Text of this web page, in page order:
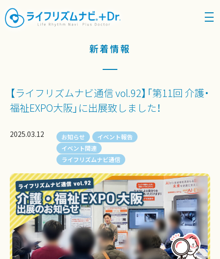
density_medium
新着情報
【ライフリズムナビ通信 vol.92】「第11回 介護・
福祉EXPO大阪」に出展致しました！
2025.03.12 お知らせ
イベント報告
イベント関連
ライフリズムナビ通信